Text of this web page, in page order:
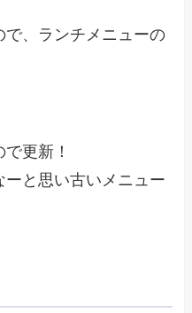
、ランチメニューの
更新！
と思い古いメニュー